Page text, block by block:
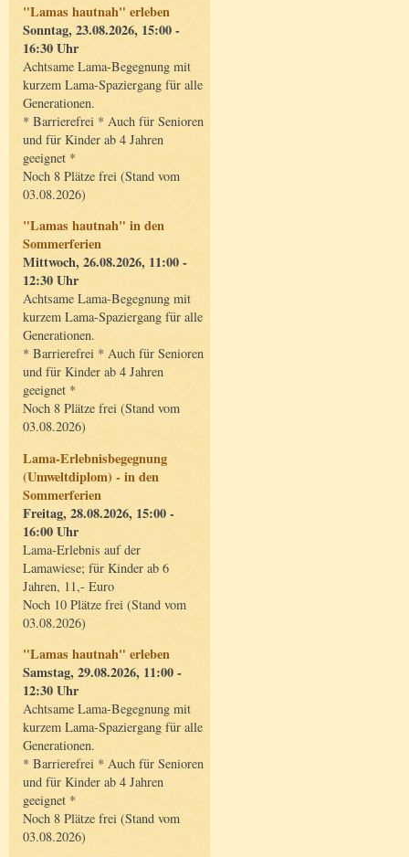
"Lamas hautnah" erleben
Sonntag, 23.08.2026, 15:00 -
16:30 Uhr
Achtsame Lama-Begegnung mit
kurzem Lama-Spaziergang für alle
Generationen.
* Barrierefrei * Auch für Senioren
und für Kinder ab 4 Jahren
geeignet *
Noch 8 Plätze frei (Stand vom
03.08.2026)
"Lamas hautnah" in den
Sommerferien
Mittwoch, 26.08.2026, 11:00 -
12:30 Uhr
Achtsame Lama-Begegnung mit
kurzem Lama-Spaziergang für alle
Generationen.
* Barrierefrei * Auch für Senioren
und für Kinder ab 4 Jahren
geeignet *
Noch 8 Plätze frei (Stand vom
03.08.2026)
Lama-Erlebnisbegegnung
(Umweltdiplom) - in den
Sommerferien
Freitag, 28.08.2026, 15:00 -
16:00 Uhr
Lama-Erlebnis auf der
Lamawiese; für Kinder ab 6
Jahren, 11,- Euro
Noch 10 Plätze frei (Stand vom
03.08.2026)
"Lamas hautnah" erleben
Samstag, 29.08.2026, 11:00 -
12:30 Uhr
Achtsame Lama-Begegnung mit
kurzem Lama-Spaziergang für alle
Generationen.
* Barrierefrei * Auch für Senioren
und für Kinder ab 4 Jahren
geeignet *
Noch 8 Plätze frei (Stand vom
03.08.2026)